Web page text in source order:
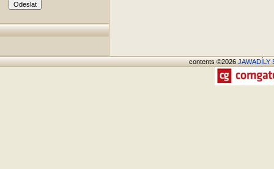
contents ©2026JAWADÍLY